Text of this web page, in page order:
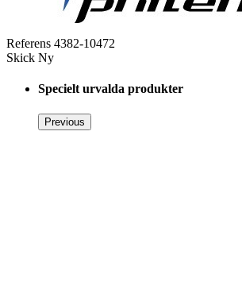
Referens 4382-10472
Skick Ny
Specielt urvalda produkter
Previous